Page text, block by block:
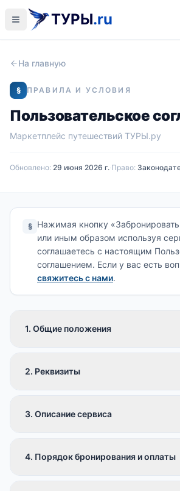
ТУРЫ.ru
На главную
§ ПРАВИЛА И УСЛОВИЯ
Пользовательское
Маркетплейс путешествий ТУРЫ.ру
Обновлено: 29 июня 2026 г.·Право:
§
Нажимая кнопку
или иным образом используя
соглашаетесь с настоящим
соглашением. Если у вас есть
свяжитесь с нами.
1. Общие положения
2. Реквизиты
3. Описание сервиса
4. Порядок бронирования и оплаты